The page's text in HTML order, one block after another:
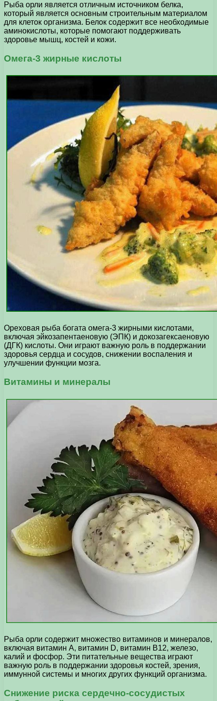
Рыба орли является отличным источником белка,
который является основным строительным материалом
для клеток организма. Белок содержит все необходимые
аминокислоты, которые помогают поддерживать
здоровье мышц, костей и кожи.
Омега-3 жирные кислоты
Ореховая рыба богата омега-3 жирными кислотами,
включая эйкозапентаеновую (ЭПК) и докозагексаеновую
(ДГК) кислоты. Они играют важную роль в поддержании
здоровья сердца и сосудов, снижении воспаления и
улучшении функции мозга.
Витамины и минералы
Рыба орли содержит множество витаминов и минералов,
включая витамин А, витамин D, витамин В12, железо,
калий и фосфор. Эти питательные вещества играют
важную роль в поддержании здоровья костей, зрения,
иммунной системы и многих других функций организма.
Снижение риска сердечно-сосудистых